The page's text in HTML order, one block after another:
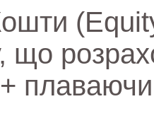
що